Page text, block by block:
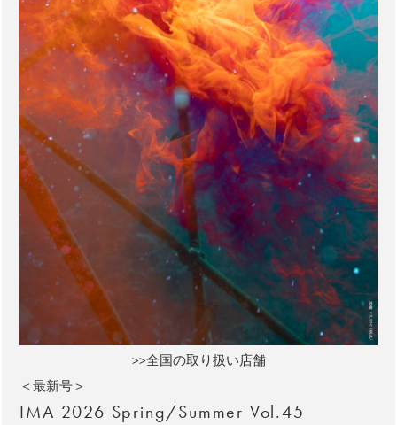
>>全国の取り扱い店舗
＜最新号＞
IMA 2026 Spring/Summer Vol.45